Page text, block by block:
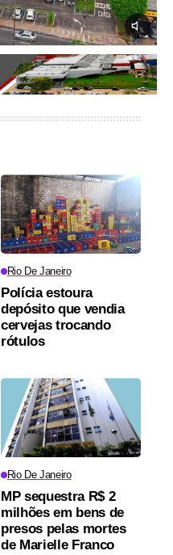
Rio De Janeiro
Polícia estoura
depósito que vendia
cervejas trocando
rótulos
Rio De Janeiro
MP sequestra R$ 2
milhões em bens de
presos pelas mortes
de Marielle Franco